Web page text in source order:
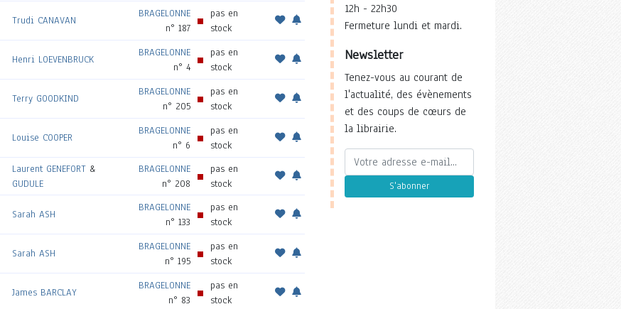
Trudi CANAVAN
BRAGELONNE
n° 187
pas en
stock
Henri LOEVENBRUCK
BRAGELONNE
n° 4
pas en
stock
Terry GOODKIND
BRAGELONNE
n° 205
pas en
stock
Louise COOPER
BRAGELONNE
n° 6
pas en
stock
Laurent GENEFORT &
GUDULE
BRAGELONNE
n° 208
pas en
stock
Sarah ASH
BRAGELONNE
n° 133
pas en
stock
Sarah ASH
BRAGELONNE
n° 195
pas en
stock
James BARCLAY
BRAGELONNE
n° 83
pas en
stock
12h - 22h30
Fermeture lundi et mardi.
Newsletter
Tenez-vous au courant de
l'actualité, des évènements
et des coups de cœurs de
la librairie.
S'abonner